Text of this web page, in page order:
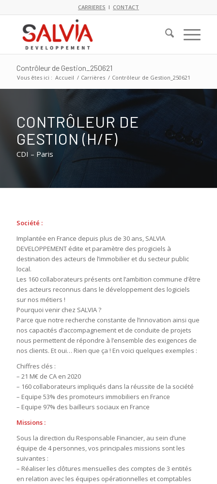
CARRIERES I CONTACT
Contrôleur de Gestion_250621
Vous êtes ici : Accueil / Carrières / Contrôleur de Gestion_250621
CONTRÔLEUR DE
GESTION (H/F)
CDI – Paris
Société :
Implantée en France depuis plus de 30 ans, SALVIA
DEVELOPPEMENT édite et paramètre des progiciels à
destination des acteurs de l’immobilier et du secteur public
local.
Les 160 collaborateurs présents ont l’ambition commune d’être
des acteurs reconnus dans le développement des logiciels
sur nos métiers !
Pourquoi venir chez SALVIA ?
Parce que notre recherche constante de l’innovation ainsi que
nos capacités d’accompagnement et de conduite de projets
nous permettent de répondre à l’ensemble des exigences de
nos clients. Et oui… Rien que ça ! En voici quelques exemples :
Chiffres clés :
– 21 M€ de CA en 2020
– 160 collaborateurs impliqués dans la réussite de la société
– Equipe 53% des promoteurs immobiliers en France
– Equipe 97% des bailleurs sociaux en France
Missions :
Sous la direction du Responsable Financier, au sein d’une
équipe de 4 personnes, vos principales missions sont les
suivantes :
– Réaliser les clôtures mensuelles des comptes de 3 entités
en relation avec les équipes opérationnelles et comptables